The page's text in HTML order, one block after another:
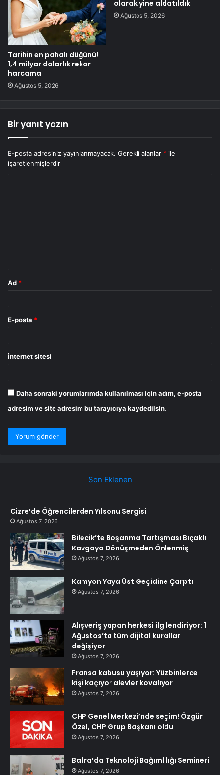
Tarihin en pahalı düğünü!
1,4 milyar dolarlık rekor
harcama
Ağustos 5, 2026
olarak yine aldatıldık
Ağustos 5, 2026
Bir yanıt yazın
E-posta adresiniz yayınlanmayacak. Gerekli alanlar * ile
işaretlenmişlerdir
Ad *
E-posta *
İnternet sitesi
Daha sonraki yorumlarımda kullanılması için adım, e-posta
adresim ve site adresim bu tarayıcıya kaydedilsin.
Son Eklenen
Cizre’de Öğrencilerden Yılsonu Sergisi
Ağustos 7, 2026
Bilecik’te Boşanma Tartışması Bıçaklı
Kavgaya Dönüşmeden Önlenmiş
Ağustos 7, 2026
Kamyon Yaya Üst Geçidine Çarptı
Ağustos 7, 2026
Alışveriş yapan herkesi ilgilendiriyor: 1
Ağustos’ta tüm dijital kurallar
değişiyor
Ağustos 7, 2026
Fransa kabusu yaşıyor: Yüzbinlerce
kişi kaçıyor alevler kovalıyor
Ağustos 7, 2026
CHP Genel Merkezi’nde seçim! Özgür
Özel, CHP Grup Başkanı oldu
Ağustos 7, 2026
Bafra’da Teknoloji Bağımlılığı Semineri
Ağustos 7, 2026